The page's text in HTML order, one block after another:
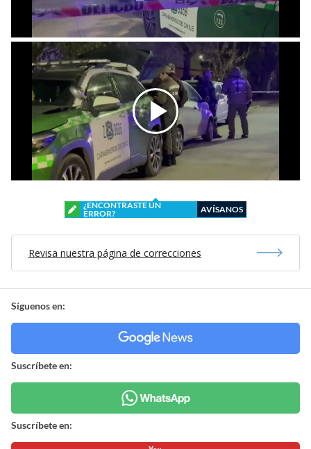
¿ENCONTRASTE UN
ERROR?
AVÍSANOS
Revisa nuestra página de correcciones
Síguenos en:
Suscríbete en:
Suscríbete en: